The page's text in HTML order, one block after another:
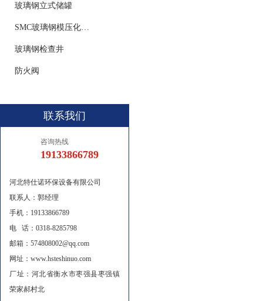
玻璃钢立式储罐
SMC玻璃钢模压化粪池
玻璃钢检查井
防火阀
联系我们
咨询热线
19133866789
河北特仕诺环保设备有限公司
联系人：郭经理
手机：19133866789
电 话：0318-8285798
邮箱：574808002@qq.com
网址：www.hsteshinuo.com
厂址：河北省衡水市枣强县枣强镇
荣家郝村北